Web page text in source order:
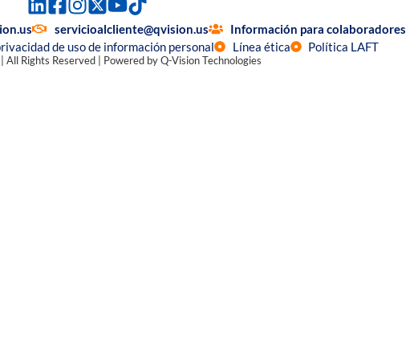
servicioalcliente@qvision.us
Información para colaboradores
de uso de información personal
Línea ética Política LAFT
Rights Reserved | Powered by Q-Vision Technologies